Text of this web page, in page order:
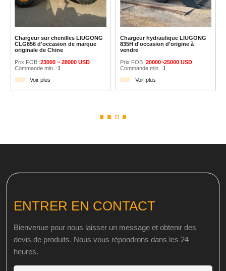
Chargeur sur chenilles LIUGONG
CLG856 d'occasion de marque
originale de Chine
Prix FOB :23000 ~ 28000 USD
Commande min. :1
Voir plus
Chargeur hydraulique LIUGONG
835H d'occasion d'origine à
vendre
Prix FOB :20000~25000 USD
Commande min. :1
Voir plus
ENTRER EN CONTACT
Bienvenue pour nous laisser un message et obtenir des
devis de produits. Nous vous répondrons dans les 24
heures.